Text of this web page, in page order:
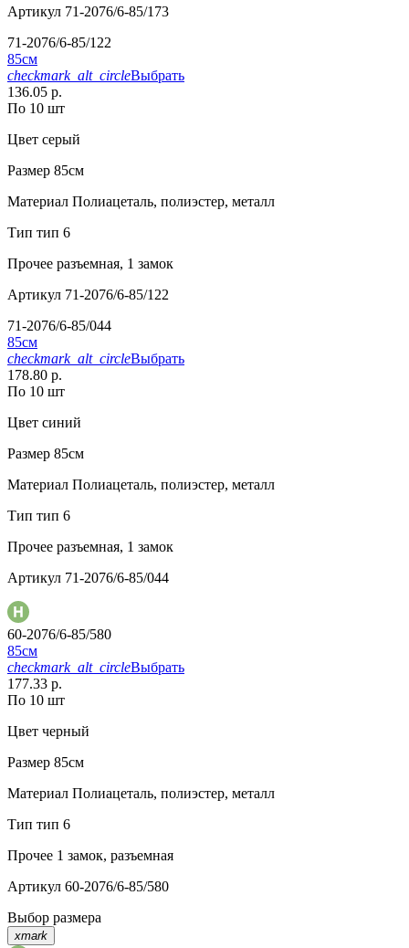
Артикул 71-2076/6-85/173
71-2076/6-85/122
85см
checkmark_alt_circleВыбрать
136.05 р.
По 10 шт
Цвет серый
Размер 85см
Материал Полиацеталь, полиэстер, металл
Тип тип 6
Прочее разъемная, 1 замок
Артикул 71-2076/6-85/122
71-2076/6-85/044
85см
checkmark_alt_circleВыбрать
178.80 р.
По 10 шт
Цвет синий
Размер 85см
Материал Полиацеталь, полиэстер, металл
Тип тип 6
Прочее разъемная, 1 замок
Артикул 71-2076/6-85/044
60-2076/6-85/580
85см
checkmark_alt_circleВыбрать
177.33 р.
По 10 шт
Цвет черный
Размер 85см
Материал Полиацеталь, полиэстер, металл
Тип тип 6
Прочее 1 замок, разъемная
Артикул 60-2076/6-85/580
Выбор размера
xmark